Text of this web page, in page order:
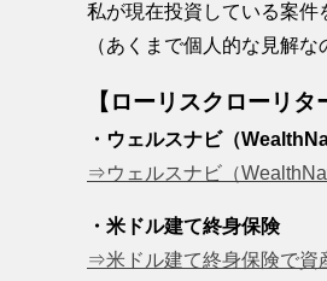
私が現在投資している案件
（あくまで個人的な見解
【ローリスクローリタ
・ウェルスナビ（
⇒ウェルスナビ（
・米ドル建て終身保険
⇒米ドル建て終身保険で資